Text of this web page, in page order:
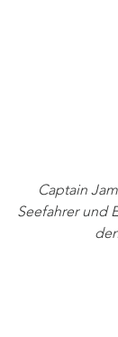
Captain
Seefahrer und